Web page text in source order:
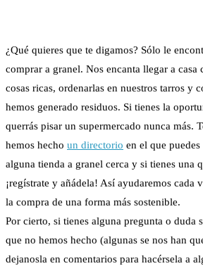
¿Qué quieres que te digamos? Sólo le
comprar a granel. Nos encanta llegar a casa
cosas ricas, ordenarlas en nuestros tarros y
hemos generado residuos. Si tienes la
querrás pisar un supermercado nunca más.
hemos hecho un directorio en el que
alguna tienda a granel cerca y si tienes una
¡regístrate y añádela! Así ayudaremos cada
la compra de una forma más sostenible.
Por cierto, si tienes alguna pregunta o duda
que no hemos hecho (algunas se nos han
dejanosla en comentarios para hacérsela a